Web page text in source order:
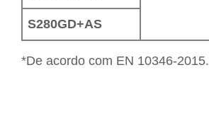
S280GD+AS
*De acordo com EN 10346-2015.